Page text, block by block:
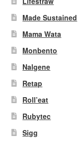
Made Sustained
Mama Wata
Monbento
Nalgene
Retap
Roll’eat
Rubytec
Sigg